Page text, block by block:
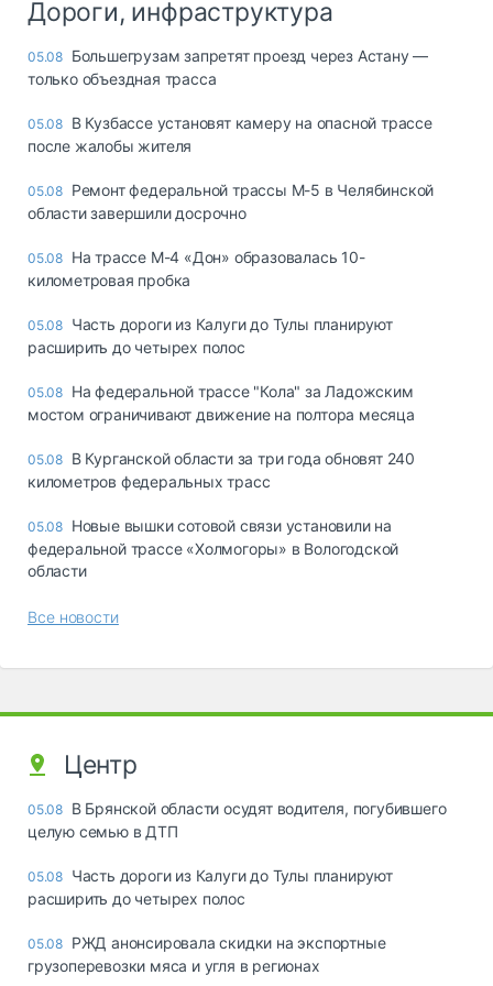
Дороги, инфраструктура
05.08 Большегрузам запретят проезд через Астану —
только объездная трасса
05.08 В Кузбассе установят камеру на опасной трассе
после жалобы жителя
05.08 Ремонт федеральной трассы М-5 в Челябинской
области завершили досрочно
05.08 На трассе М-4 «Дон» образовалась 10-
километровая пробка
05.08 Часть дороги из Калуги до Тулы планируют
расширить до четырех полос
05.08 На федеральной трассе "Кола" за Ладожским
мостом ограничивают движение на полтора месяца
05.08 В Курганской области за три года обновят 240
километров федеральных трасс
05.08 Новые вышки сотовой связи установили на
федеральной трассе «Холмогоры» в Вологодской
области
Все новости
Центр
05.08 В Брянской области осудят водителя, погубившего
целую семью в ДТП
05.08 Часть дороги из Калуги до Тулы планируют
расширить до четырех полос
05.08 РЖД анонсировала скидки на экспортные
грузоперевозки мяса и угля в регионах